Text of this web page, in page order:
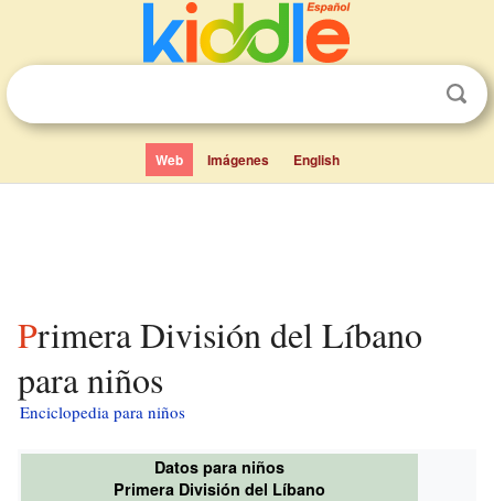
Web Imágenes English
Primera División del Líbano
para niños
Enciclopedia para niños
Datos para niños
Primera División del Líbano